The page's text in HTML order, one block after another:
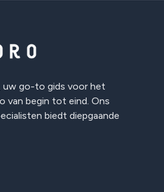
uw go-to gids voor het
van begin tot eind. Ons
biedt diepgaande